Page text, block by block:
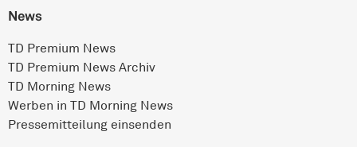
News
TD Premium News
TD Premium News Archiv
TD Morning News
Werben in TD Morning News
Pressemitteilung einsenden